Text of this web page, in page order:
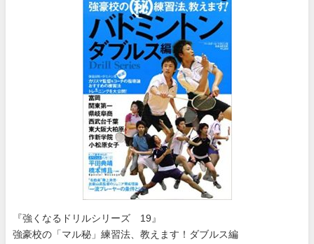
『強くなるドリルシリーズ 19』
強豪校の「マル秘」練習法、教えます！ダブルス編